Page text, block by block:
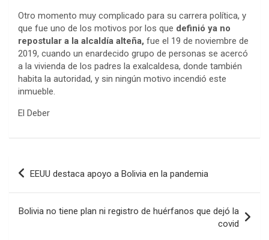
Otro momento muy complicado para su carrera política, y
que fue uno de los motivos por los que definió ya no
repostular a la alcaldía alteña, fue el 19 de noviembre de
2019, cuando un enardecido grupo de personas se acercó
a la vivienda de los padres la exalcaldesa, donde también
habita la autoridad, y sin ningún motivo incendió este
inmueble.
El Deber
Navegación
entradas
EEUU destaca apoyo a Bolivia en la pandemia
Bolivia no tiene plan ni registro de huérfanos que dejó la
covid